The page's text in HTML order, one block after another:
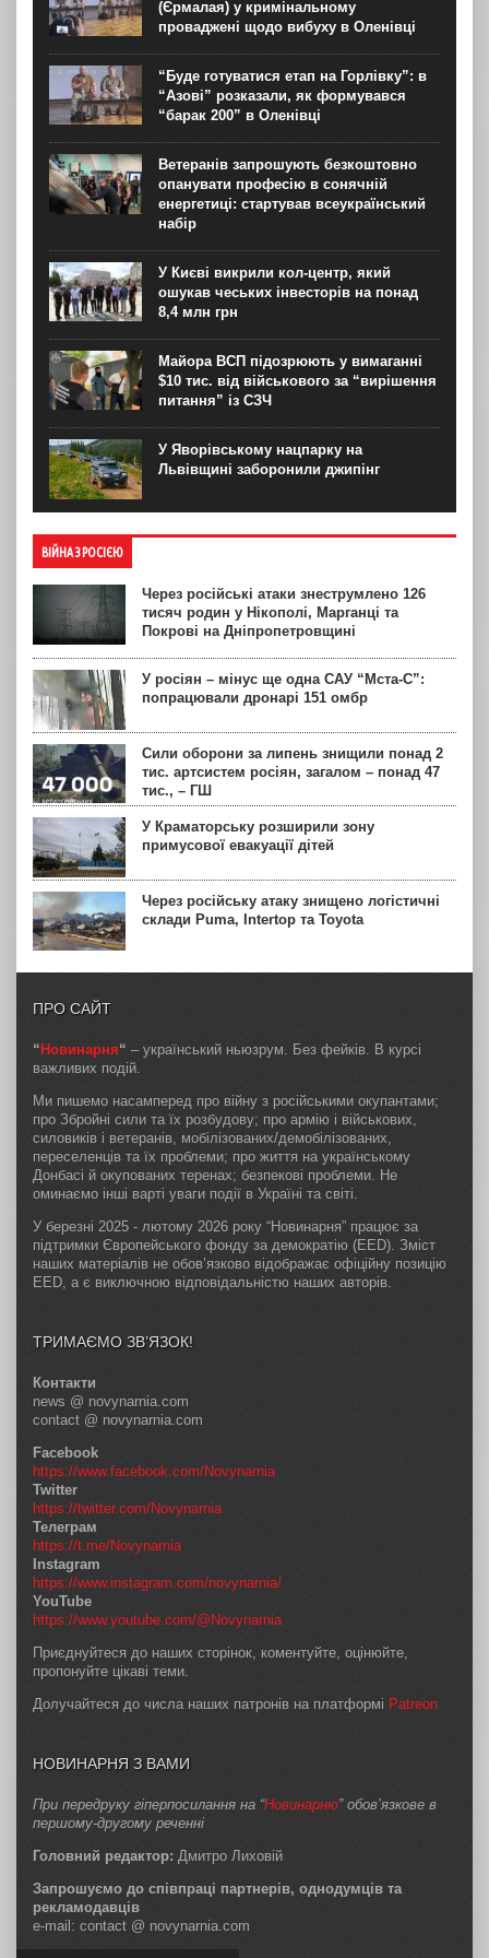
(Єрмалая) у кримінальному
проваджені щодо вибуху в Оленівці
“Буде готуватися етап на Горлівку”: в
“Азові” розказали, як формувався
“барак 200” в Оленівці
Ветеранів запрошують безкоштовно
опанувати професію в сонячній
енергетиці: стартував всеукраїнський
набір
У Києві викрили кол-центр, який
ошукав чеських інвесторів на понад
8,4 млн грн
Майора ВСП підозрюють у вимаганні
$10 тис. від військового за “вирішення
питання” із СЗЧ
У Яворівському нацпарку на
Львівщині заборонили джипінг
ВІЙНА З РОСІЄЮ
Через російські атаки знеструмлено 126
тисяч родин у Нікополі, Марганці та
Покрові на Дніпропетровщині
У росіян – мінус ще одна САУ “Мста-С”:
попрацювали дронарі 151 омбр
Сили оборони за липень знищили понад 2
тис. артсистем росіян, загалом – понад 47
тис., – ГШ
У Краматорську розширили зону
примусової евакуації дітей
Через російську атаку знищено логістичні
склади Puma, Intertop та Toyota
ПРО САЙТ
“ Новинарня“ – український ньюзрум. Без фейків. В курсі
важливих подій.
Ми пишемо насамперед про війну з російськими окупантами;
про Збройні сили та їх розбудову; про армію і військових,
силовиків і ветеранів, мобілізованих/демобілізованих,
переселенців та їх проблеми; про життя на українському
Донбасі й окупованих теренах; безпекові проблеми. Не
оминаємо інші варті уваги події в Україні та світі.
У березні 2025 - лютому 2026 року “Новинарня” працює за
підтримки Європейського фонду за демократію (EED). Зміст
наших матеріалів не обов’язково відображає офіційну позицію
EED, а є виключною відповідальністю наших авторів.
ТРИМАЄМО ЗВ’ЯЗОК!
Контакти
news @ novynarnia.com
contact @ novynarnia.com
Facebook
https://www.facebook.com/Novynarnia
Twitter
https://twitter.com/Novynarnia
Телеграм
https://t.me/Novynarnia
Instagram
https://www.instagram.com/novynarnia/
YouTube
https://www.youtube.com/@Novynarnia
Приєднуйтеся до наших сторінок, коментуйте, оцінюйте,
пропонуйте цікаві теми.
Долучайтеся до числа наших патронів на платформі Patreon
НОВИНАРНЯ З ВАМИ
При передруку гіперпосилання на “Новинарню” обов’язкове в
першому-другому реченні
Головний редактор: Дмитро Лиховій
Запрошуємо до співпраці партнерів, однодумців та
рекламодавців
e-mail: contact @ novynarnia.com